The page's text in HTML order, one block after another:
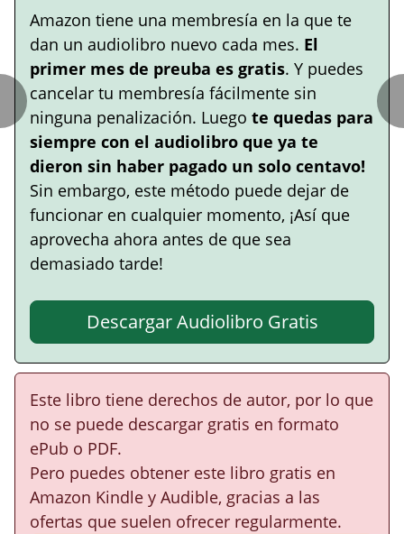
Amazon tiene una membresía en la que te
dan un audiolibro nuevo cada mes. El
primer mes de preuba es gratis. Y puedes
cancelar tu membresía fácilmente sin
ninguna penalización. Luego te quedas para
siempre con el audiolibro que ya te
dieron sin haber pagado un solo centavo!
Sin embargo, este método puede dejar de
funcionar en cualquier momento, ¡Así que
aprovecha ahora antes de que sea
demasiado tarde!
Descargar Audiolibro Gratis
Este libro tiene derechos de autor, por lo que
no se puede descargar gratis en formato
ePub o PDF.
Pero puedes obtener este libro gratis en
Amazon Kindle y Audible, gracias a las
ofertas que suelen ofrecer regularmente.